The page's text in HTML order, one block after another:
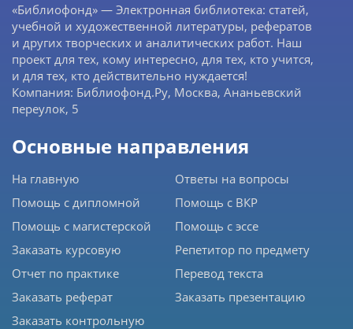
«Библиофонд» — Электронная библиотека: статей,
учебной и художественной литературы, рефератов
и других творческих и аналитических работ. Наш
проект для тех, кому интересно, для тех, кто учится,
и для тех, кто действительно нуждается!
Компания: Библиофонд.Ру, Москва, Ананьевский
переулок, 5
Основные направления
На главную
Помощь с дипломной
Помощь с магистерской
Заказать курсовую
Отчет по практике
Заказать реферат
Заказать контрольную
Ответы на вопросы
Помощь с ВКР
Помощь с эссе
Репетитор по предмету
Перевод текста
Заказать презентацию